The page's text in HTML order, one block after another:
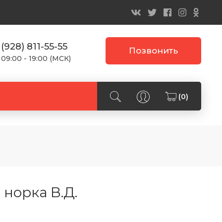
811-55-55
- 19:00 (МСК)
Позвонить
(0)
В.Д.